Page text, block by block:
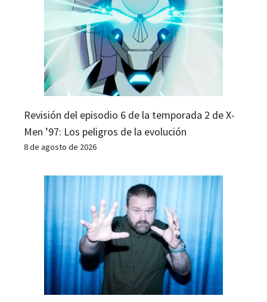
Revisión del episodio 6 de la temporada 2 de X-
Men ’97: Los peligros de la evolución
8 de agosto de 2026